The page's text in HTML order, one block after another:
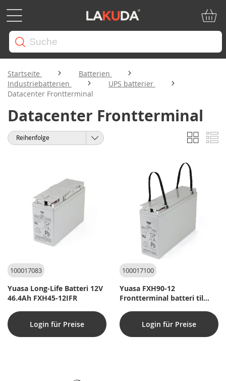
Startseite
Batterien
Industriebatterien
UPS batterier
Datacenter Frontterminal
Datacenter Frontterminal
Anzeigen
als
Liste
Sortieren
100017083
Yuasa Long-Life Batteri 12V
46.4Ah FXH45-12IFR
Login für Preise
100017100
Yuasa FXH90-12
Frontterminal batteri til
Login für Preise